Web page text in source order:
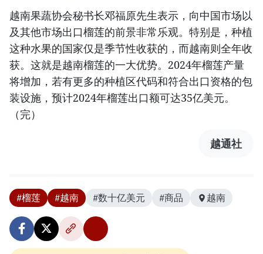
越南果蔬协会秘书长邓福原先生表示，向中国市场以
及其他市场出口榴莲的前景非常乐观。特别是，种植
这种水果的国家仅是季节性收获的，而越南则全年收
获。这就是越南榴莲的一大优势。2024年榴莲产量
将增加，若有更多的种植区代码和符合出口资格的包
装设施，预计2024年榴莲出口额可达35亿美元。
（完）
越通社
#榴莲 #越南 #数十亿美元 #商品 越南